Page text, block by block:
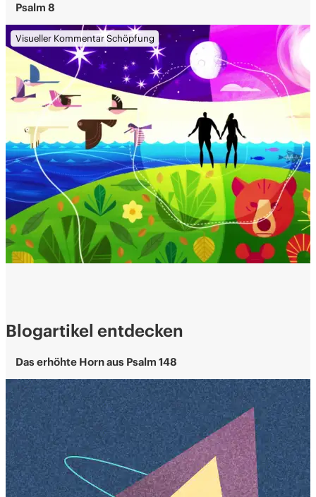
Psalm 8
Visueller Kommentar Schöpfung
Blogartikel entdecken
Das erhöhte Horn aus Psalm 148